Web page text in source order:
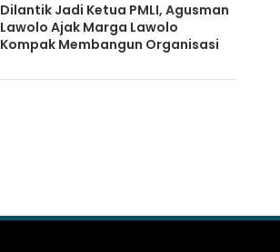
Dilantik Jadi Ketua PMLI, Agusman
Lawolo Ajak Marga Lawolo
Kompak Membangun Organisasi